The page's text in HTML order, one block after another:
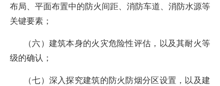
布局、平面布置中的防火间距、消防车道、消防水源等
关键要素；
（六）建筑本身的火灾危险性评估，以及其耐火等
级的确认；
（七）深入探究建筑的防火防烟分区设置，以及建